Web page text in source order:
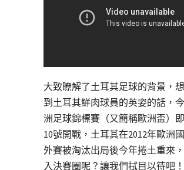
大致瞭解了土耳其足球的背景，
到土耳其鮮肉球員的英姿的話，
洲足球錦標賽（又簡稱歐洲盃）
10號開戰，土耳其在2012年歐洲
外賽被淘汰出局後今年捲土重來
入決賽圈呢？讓我們拭目以待吧！